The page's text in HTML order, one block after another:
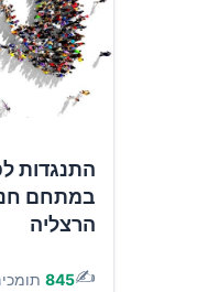
התנגדות
במתחם
הרצליה
✍️
845